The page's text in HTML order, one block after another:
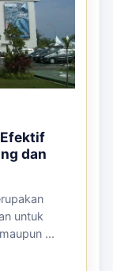
Efektif
dan
untuk
...